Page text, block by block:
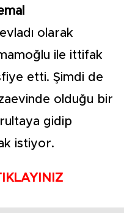
olarak
ile ittifak
etti. Şimdi de
olduğu bir
gidip
istiyor.